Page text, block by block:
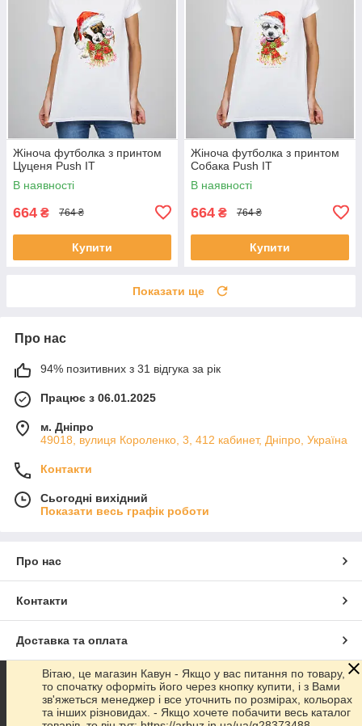
Жіноча футболка з принтом
Цуценя Push IT
В наявності
664 ₴ 764 ₴
Купити
Жіноча футболка з принтом
Собака Push IT
В наявності
664 ₴ 764 ₴
Купити
Показати ще
Про нас
94% позитивних з 31 відгука за рік
Працює з 06.01.2025
м. Дніпро
49018, вулиця Короленко, 3, 412 кабинет, Дніпро, Україна
Контакти
Сьогодні вихідний
Показати весь графік роботи
Про нас
Контакти
Доставка та оплата
Графік роботи
Повна версія сайту
Вітаю, це магазин Кавун - Якщо у вас питання по товару,
то спочатку оформіть його через кнопку купити, і з Вами
зв'яжеться менеджер і все уточнить по розмірах, кольорах
та інших різновидах. - Якщо хочете побачити весь каталог